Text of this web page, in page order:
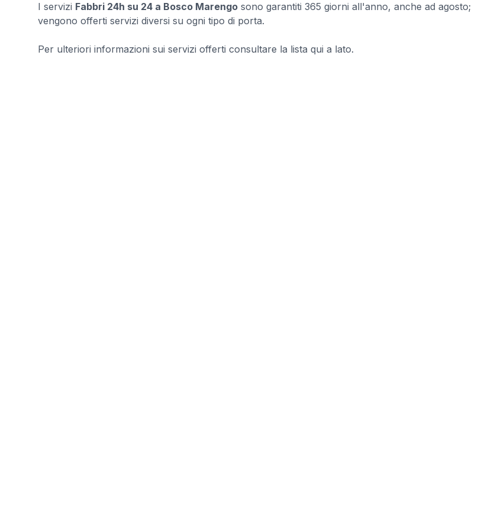
I servizi Fabbri 24h su 24 a Bosco Marengo sono garantiti 365 giorni all'anno, anche ad agosto;
vengono offerti servizi diversi su ogni tipo di porta.
Per ulteriori informazioni sui servizi offerti consultare la lista qui a lato.